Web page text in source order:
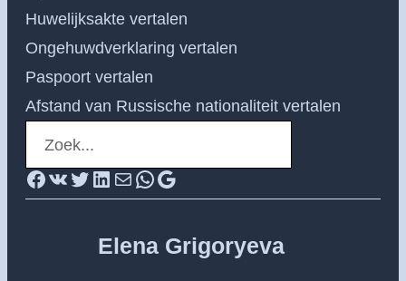
Huwelijksakte vertalen
Ongehuwdverklaring vertalen
Paspoort vertalen
Afstand van Russische nationaliteit vertalen
a
Facebook VK Twitter LinkedIn E-mail Neem contact op via whatsapp Google
Elena Grigoryeva